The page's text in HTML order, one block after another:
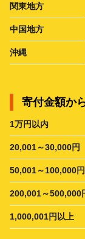
関東地方
中国地方
沖縄
寄付金額か
1万円以内
20,001～30,000円
50,001～100,000円
200,001～500,000
1,000,001円以上